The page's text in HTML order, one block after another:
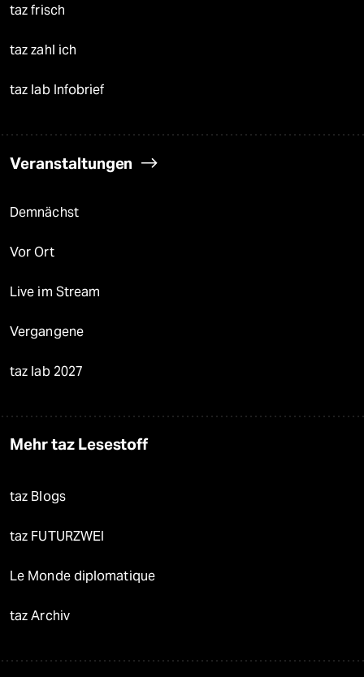
taz frisch
taz zahl ich
taz lab Infobrief
Veranstaltungen
Demnächst
Vor Ort
Live im Stream
Vergangene
taz lab 2027
Mehr taz Lesestoff
taz Blogs
taz FUTURZWEI
Le Monde diplomatique
taz Archiv